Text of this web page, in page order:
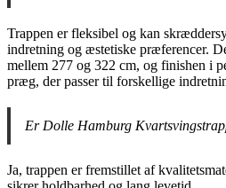
Trappen er fleksibel og kan
indretning og æstetiske præferencer.
mellem 277 og 322 cm, og finishen i
præg, der passer til forskellige
Er Dolle Hamburg
Ja, trappen er fremstillet af